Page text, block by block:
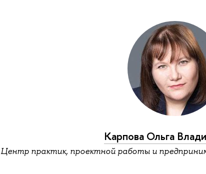
Карпова Ольга
Центр практик, проектной работы и